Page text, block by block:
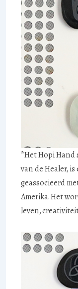
*Het Hopi Hand
van de Healer,
geassocieerd
Amerika. Het
leven,